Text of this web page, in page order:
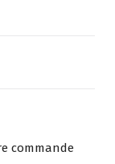
commande